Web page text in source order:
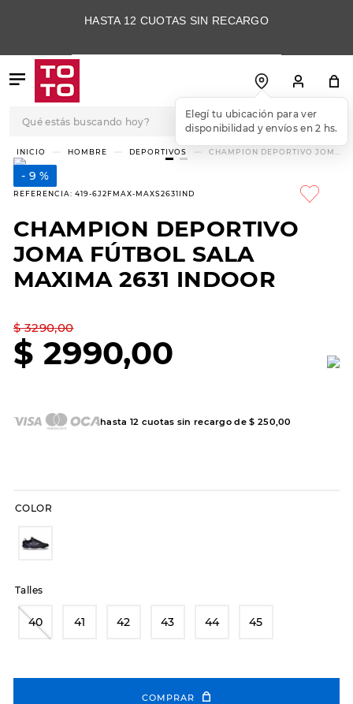
HASTA 12 CUOTAS SIN RECARGO
Elegí tu ubicación para ver
disponibilidad y envíos en 2 hs.
HOMBRE DEPORTIVOS
CHAMPION DEPORTIVO JOMA
9 %
REFERENCIA: 419-6J2FMAX-MAXS2631IND
CHAMPION DEPORTIVO
JOMA FÚTBOL SALA
MAXIMA 2631 INDOOR
$ 3290,00
$ 2990,00
hasta 12 cuotas sin recargo de$ 250 ,00
COLOR
Talles
40 41 42 43 44 45
COMPRAR
TÉRMINOS MÁS
BUSCADOS
1.
skechers slip-ins
4.
championes